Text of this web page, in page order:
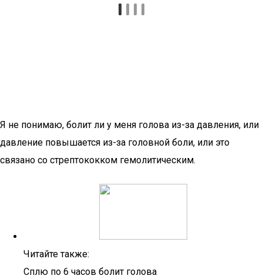
Я не понимаю, болит ли у меня голова из-за давления, или
давление повышается из-за головной боли, или это
связано со стрептококком гемолитическим.
Читайте также:
Сплю по 6 часов болит голова